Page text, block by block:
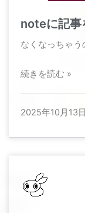
noteに記事
なくなっちゃう
続きを読む »
2025年10月13日